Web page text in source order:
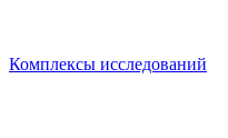
Комплексы исследований